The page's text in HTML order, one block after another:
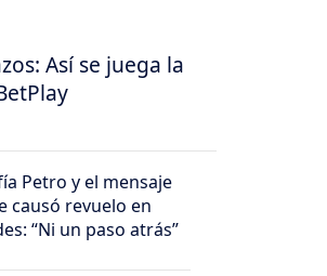
Así se juega la
Petro y el mensaje
causó revuelo en
“Ni un paso atrás”